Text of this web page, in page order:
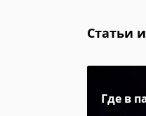
Статьи
Где в